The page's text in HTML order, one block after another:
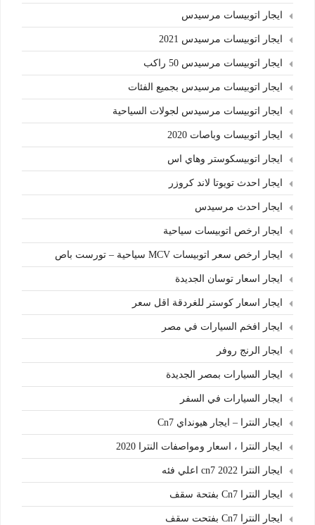
ايجار اتوبيسات مرسيدس
ايجار اتوبيسات مرسيدس 2021
ايجار اتوبيسات مرسيدس 50 راكب
ايجار اتوبيسات مرسيدس بجميع الفئات
ايجار اتوبيسات مرسيدس لجولات السياحية
ايجار اتوبيسات وباصات 2020
ايجار اتوبيسكوستر وهاي اس
ايجار احدث تويوتا لاند كروزر
ايجار احدث مرسيدس
ايجار ارخص اتوبيسات سياحية
ايجار ارخص سعر اتوبيسات MCV سياحية – تورست باص
ايجار اسعار توسان الجديدة
ايجار اسعار كوستر للغردقة اقل سعر
ايجار افخم السيارات في مصر
ايجار الرنج روفر
ايجار السيارات بمصر الجديدة
ايجار السيارات في السفر
ايجار النترا – ايجار هيونداي Cn7
ايجار النترا ، اسعار ومواصفات النترا 2020
ايجار النترا cn7 2022 اعلي فئه
ايجار النترا Cn7 بفتحة سقف
ايجار النترا Cn7 بفتحت سقف